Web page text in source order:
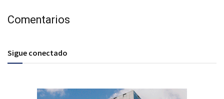
Comentarios
Sigue conectado